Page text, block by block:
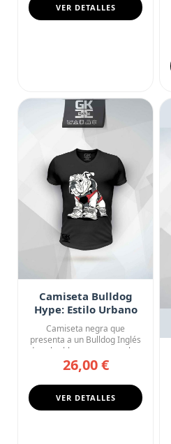
VER DETALLES
Camiseta Bulldog
Hype: Estilo Urbano
Camiseta negra que
presenta a un Bulldog Inglés
de color blanco con manchas
o...
26,00 €
VER DETALLES